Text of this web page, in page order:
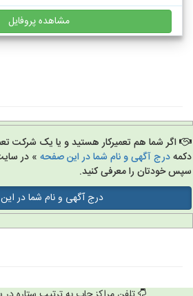
مشاهده پروفایل
اگر شما هم تعمیرکار هستید و یا یک شرکت تعمیر
درج آگهی و نام شما در این صفحه» در سایت
خودتان را معرفی کنید.
درج آگهی و نام شما در این